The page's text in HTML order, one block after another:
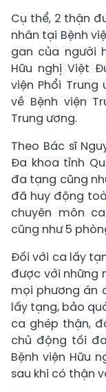
Cụ thể, 2 thận
nhân tại Bệnh
gan của người
Hữu nghị Việt
viện Phổi
về Bệnh viện
Trung ương.
Theo Bác sĩ
Đa khoa tỉnh
đa tạng cũng
đã huy động
chuyên môn
cũng như 5
Đối với ca lấy
được với những
mọi phương án
lấy tạng, bảo
ca ghép thận,
chủ động tối
Bệnh viện Hữu
sau khi có thận